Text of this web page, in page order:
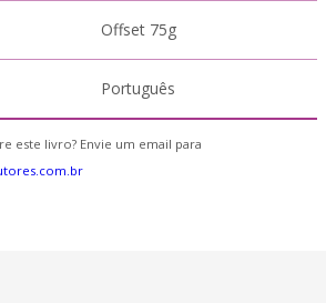
Offset 75g
Português
este livro? Envie um email para